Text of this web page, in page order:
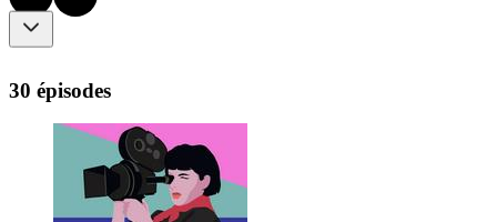
30 épisodes